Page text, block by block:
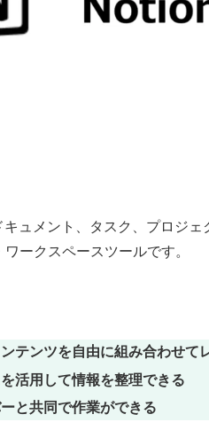
キュメント、タスク、プロジ
ークスペースツールです。
テンツを自由に組み合わせて
活用して情報を整理できる
と共同で作業ができる